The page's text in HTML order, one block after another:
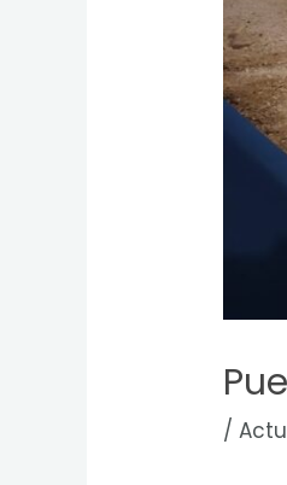
/